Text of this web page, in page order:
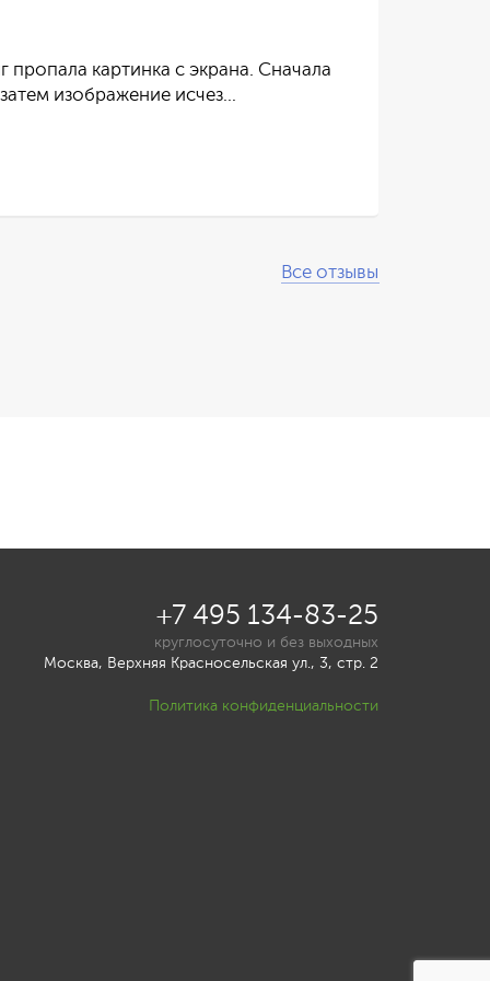
пропала картинка с экрана. Сначала
изображение исчез…
Все отзывы
+7 495 134-83-25
круглосуточно и без выходных
Москва, Верхняя Красносельская ул., 3, стр. 2
Политика конфиденциальности